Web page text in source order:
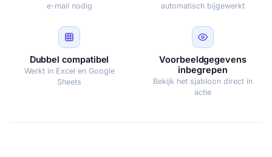
e-mail nodig
automatisch bijgewerkt
Dubbel compatibel
Werkt in Excel en Google
Sheets
Voorbeeldgegevens
inbegrepen
Bekijk het sjabloon direct in
actie